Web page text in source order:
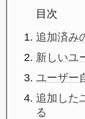
目次
追加済み
新しいユ
ユーザー
追加した
る